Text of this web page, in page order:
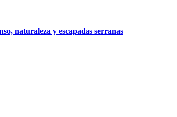
naturaleza y escapadas serranas